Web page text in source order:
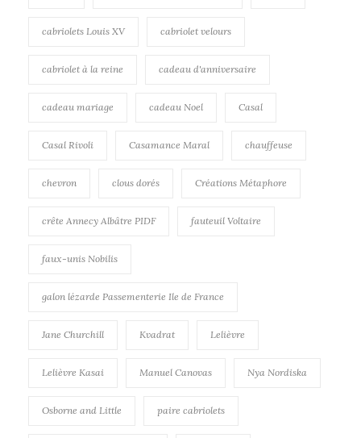
cabriolets Louis XV cabriolet velours
cabriolet à la reine cadeau d'anniversaire
cadeau mariage cadeau Noel Casal
Casal Rivoli Casamance Maral chauffeuse
chevron clous dorés Créations Métaphore
crête Annecy Albâtre PIDF fauteuil Voltaire
faux-unis Nobilis
galon lézarde Passementerie Ile de France
Jane Churchill Kvadrat Lelièvre
Lelièvre Kasai Manuel Canovas Nya Nordiska
Osborne and Little paire cabriolets